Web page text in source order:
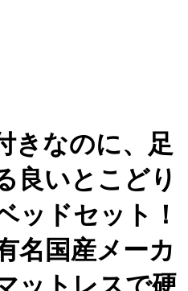
きなのに、足
良いとこどり
ッドセット！
名国産メーカ